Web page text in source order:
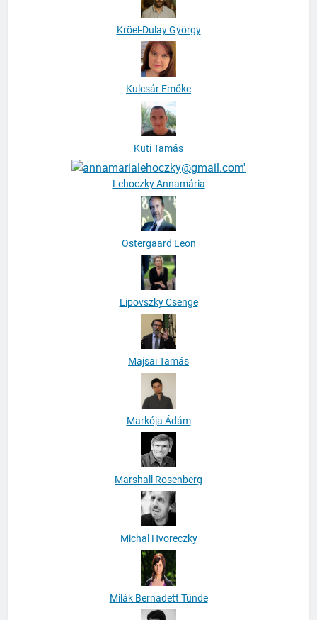
Kröel-Dulay György
Kulcsár Emőke
Kuti Tamás
Lehoczky Annamária
Ostergaard Leon
Lipovszky Csenge
Majsai Tamás
Markója Ádám
Marshall Rosenberg
Michal Hvoreczky
Milák Bernadett Tünde